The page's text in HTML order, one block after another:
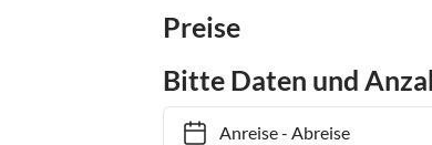
Preise
Bitte Daten und
Anreise- Abreise